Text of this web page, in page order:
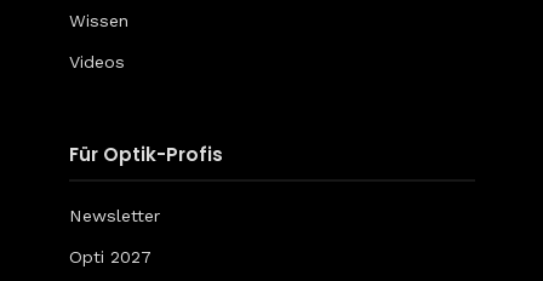
Wissen
Videos
Für Optik-Profis
Newsletter
Opti 2027